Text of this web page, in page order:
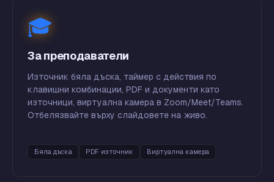
🎓
За преподаватели
Източник бяла дъска, таймер с действия по
клавишни комбинации, PDF и документи като
източници, виртуална камера в Zoom/Meet/Teams.
Отбелязвайте върху слайдовете на живо.
Бяла дъска PDF източник Виртуална камера